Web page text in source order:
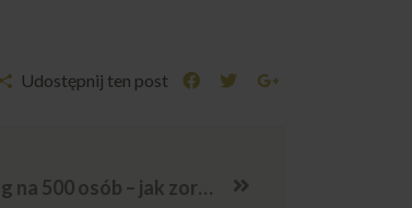
Udostępnij ten post
Catering na 500 osób – jak zorganizować duże wydarzenie z finger food?